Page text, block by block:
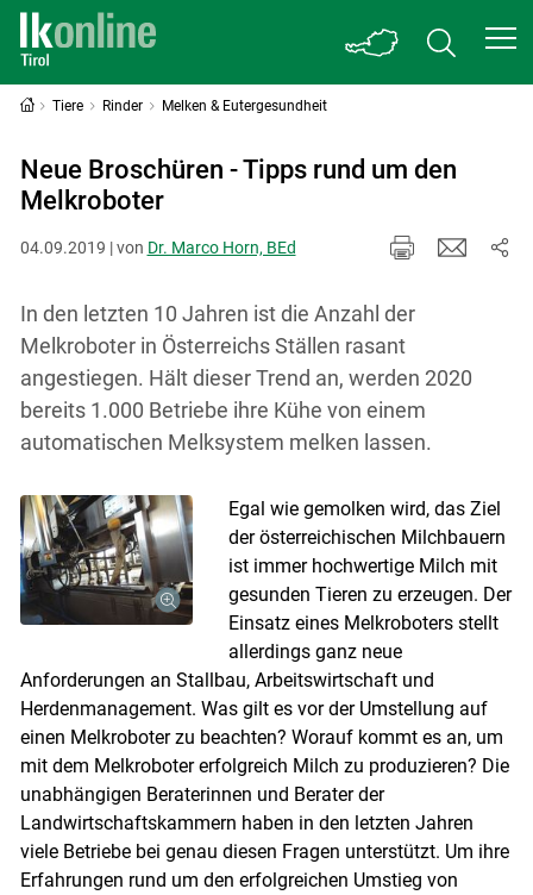
Tiere Rinder Melken & Eutergesundheit
Neue Broschüren - Tipps rund um den
Melkroboter
04.09.2019 | von Dr. Marco Horn, BEd
In den letzten 10 Jahren ist die Anzahl der
Melkroboter in Österreichs Ställen rasant
angestiegen. Hält dieser Trend an, werden 2020
bereits 1.000 Betriebe ihre Kühe von einem
automatischen Melksystem melken lassen.
Egal wie gemolken wird, das Ziel
der österreichischen Milchbauern
ist immer hochwertige Milch mit
gesunden Tieren zu erzeugen. Der
Einsatz eines Melkroboters stellt
allerdings ganz neue
Anforderungen an Stallbau, Arbeitswirtschaft und
Herdenmanagement. Was gilt es vor der Umstellung auf
einen Melkroboter zu beachten? Worauf kommt es an, um
mit dem Melkroboter erfolgreich Milch zu produzieren? Die
unabhängigen Beraterinnen und Berater der
Landwirtschaftskammern haben in den letzten Jahren
viele Betriebe bei genau diesen Fragen unterstützt. Um ihre
Erfahrungen rund um den erfolgreichen Umstieg von